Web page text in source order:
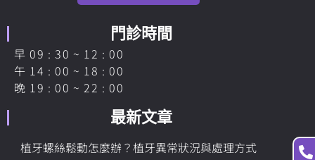
門診時間
早 09 : 30 ~ 12 : 00
午 14 : 00 ~ 18 : 00
晚 19 : 00 ~ 22 : 00
最新文章
植牙螺絲鬆動怎麼辦？植牙異常狀況與處理方式